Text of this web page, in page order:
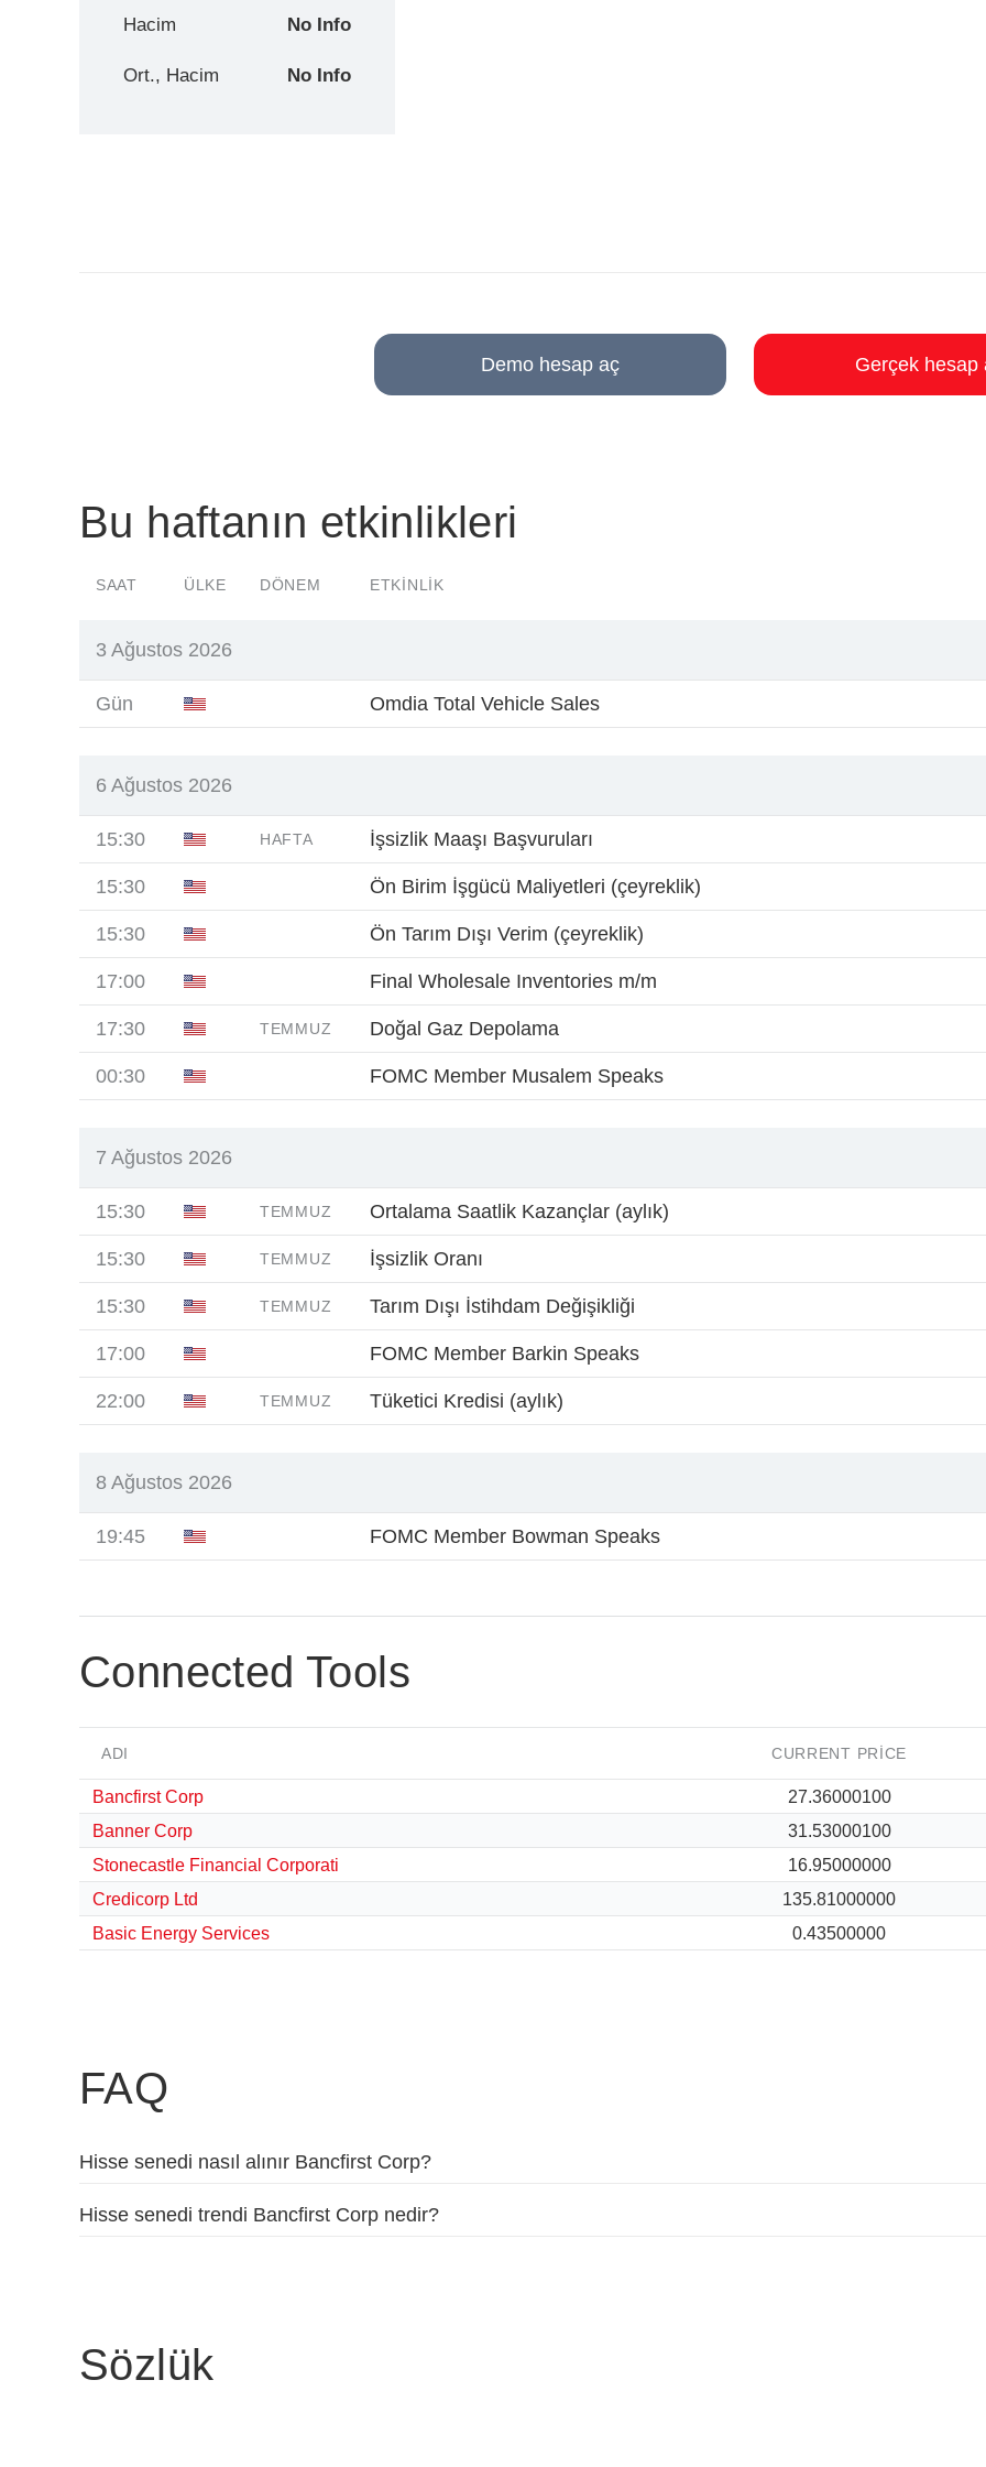
Hacim No Info
Ort., Hacim No Info
Demo hesap aç Gerçek hesap
Bu haftanın etkinlikleri
SAAT ÜLKE DÖNEM ETKINLIK
3 Ağustos 2026
Gün Omdia Total Vehicle Sales
6 Ağustos 2026
15:30 HAFTA İşsizlik Maaşı Başvuruları
15:30 Ön Birim İşgücü Maliyetleri (çeyreklik)
15:30 Ön Tarım Dışı Verim (çeyreklik)
17:00 Final Wholesale Inventories m/m
17:30 TEMMUZ Doğal Gaz Depolama
00:30 FOMC Member Musalem Speaks
7 Ağustos 2026
15:30 TEMMUZ Ortalama Saatlik Kazançlar (aylık)
15:30 TEMMUZ İşsizlik Oranı
15:30 TEMMUZ Tarım Dışı İstihdam Değişikliği
17:00 FOMC Member Barkin Speaks
22:00 TEMMUZ Tüketici Kredisi (aylık)
8 Ağustos 2026
19:45 FOMC Member Bowman Speaks
Connected Tools
ADI CURRENT PRICE
Bancfirst Corp
27.36000100
Banner Corp
31.53000100
Stonecastle Financial Corporati
16.95000000
Credicorp Ltd
135.81000000
Basic Energy Services
0.43500000
FAQ
Hisse senedi nasıl alınır Bancfirst Corp?
Hisse senedi trendi Bancfirst Corp nedir?
Sözlük